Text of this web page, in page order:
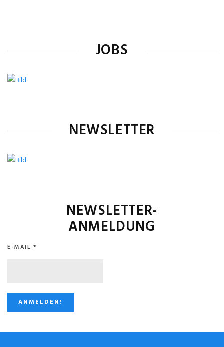
JOBS
NEWSLETTER
NEWSLETTER-
ANMELDUNG
E-MAIL *